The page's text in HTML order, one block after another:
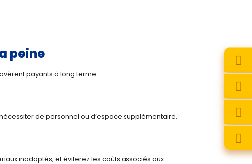
peine
payants à long terme :
de personnel ou d’espace supplémentaire.
inadaptés, et éviterez les coûts associés aux